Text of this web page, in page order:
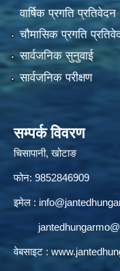
वार्षिक प्रगति प्रतिवेदन
चौमासिक प्रगति
सार्वजनिक सुनुवाई
सार्वजनिक परीक्षण
सम्पर्क विवरण
चिसापानी, खोटाङ
फोन: 9852846909
इमेल :
वेबसाइट :